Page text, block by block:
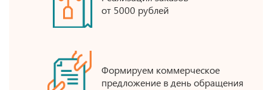
от 5000 рублей
Формируем коммерческое
предложение в день обращения